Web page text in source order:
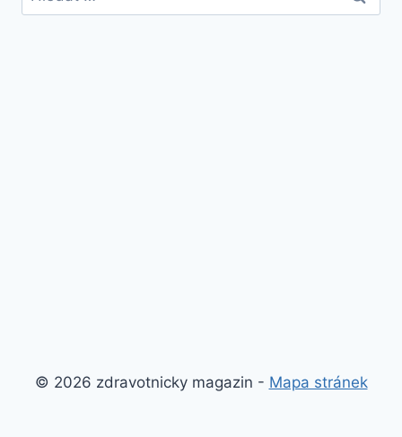
© 2026 zdravotnicky magazin - Mapa stránek